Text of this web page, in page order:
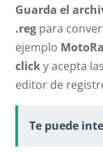
Guarda el
.reg para
ejemplo
clicky acepta
editor de
Te puede